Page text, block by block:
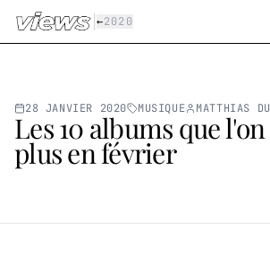
Aller au contenu principal
←2020
28 JANVIER 2020 MUSIQUE MATTHIAS
Les 10 albums que
plus en février